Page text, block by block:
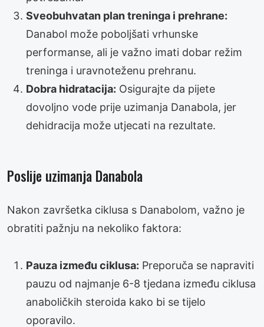
Sveobuhvatan plan treninga i prehrane:
Danabol može poboljšati vrhunske
performanse, ali je važno imati dobar režim
treninga i uravnoteženu prehranu.
Dobra hidratacija: Osigurajte da pijete
dovoljno vode prije uzimanja Danabola, jer
dehidracija može utjecati na rezultate.
Poslije uzimanja Danabola
Nakon završetka ciklusa s Danabolom, važno je
obratiti pažnju na nekoliko faktora:
Pauza između ciklusa: Preporuča se napraviti
pauzu od najmanje 6-8 tjedana između ciklusa
anaboličkih steroida kako bi se tijelo
oporavilo.